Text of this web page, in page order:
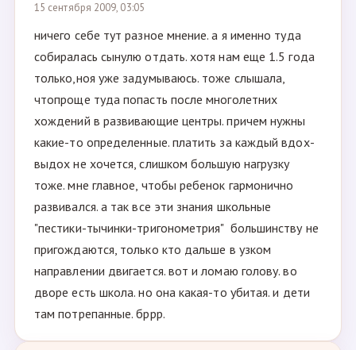
15 сентября 2009, 03:05
ничего себе тут разное мнение. а я именно туда
собиралась сынулю отдать. хотя нам еще 1.5 года
только,ноя уже задумываюсь. тоже слышала,
чтопроще туда попасть после многолетних
хождений в развивающие центры. причем нужны
какие-то определенные. платить за каждый вдох-
выдох не хочется, слишком большую нагрузку
тоже. мне главное, чтобы ребенок гармонично
развивался. а так все эти знания школьные
"пестики-тычинки-тригонометрия" большинству не
пригождаются, только кто дальше в узком
направлении двигается. вот и ломаю голову. во
дворе есть школа. но она какая-то убитая. и дети
там потрепанные. бррр.